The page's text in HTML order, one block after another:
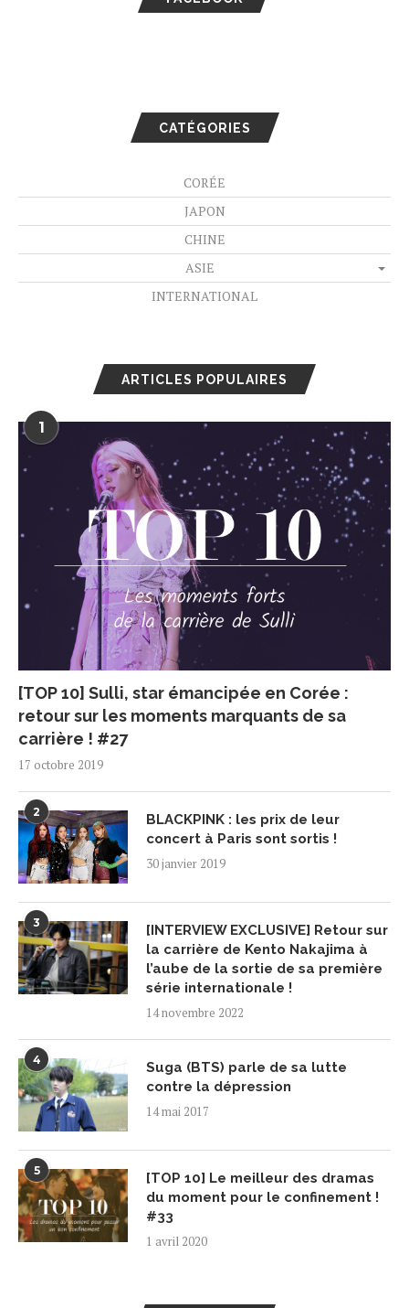
CATÉGORIES
CORÉE
JAPON
CHINE
ASIE
INTERNATIONAL
ARTICLES POPULAIRES
1
[TOP 10] Sulli, star émancipée en Corée :
retour sur les moments marquants de sa
carrière ! #27
17 octobre 2019
2
BLACKPINK : les prix de leur
concert à Paris sont sortis !
30 janvier 2019
3
[INTERVIEW EXCLUSIVE] Retour sur
la carrière de Kento Nakajima à
l’aube de la sortie de sa première
série internationale !
14 novembre 2022
4
Suga (BTS) parle de sa lutte
contre la dépression
14 mai 2017
5
[TOP 10] Le meilleur des dramas
du moment pour le confinement !
#33
1 avril 2020